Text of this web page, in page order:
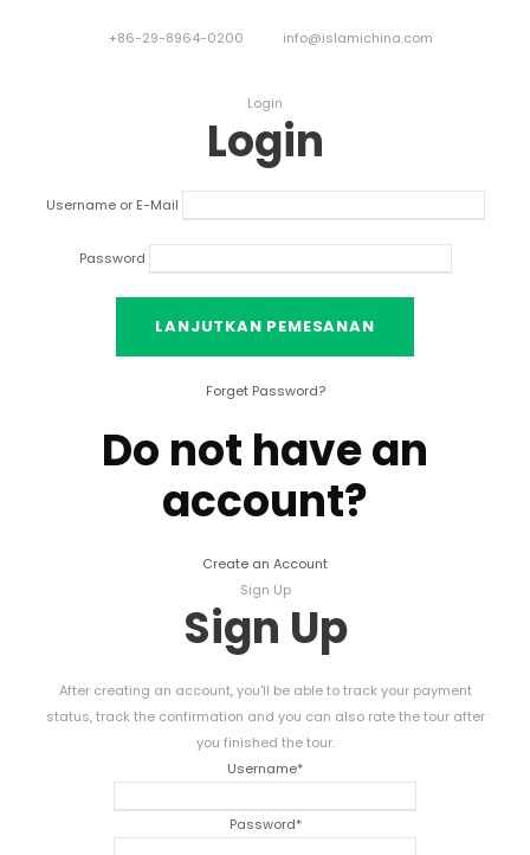
+86-29-8964-0200 info@islamichina.com
Login
Login
Username or E-Mail
Password
Forget Password?
Do not have an
account?
Create an Account
Sign Up
Sign Up
After creating an account,you'll be able to track your payment
status,track the confirmation and you can also rate the tour after
you finished the tour.
Username*
Password*